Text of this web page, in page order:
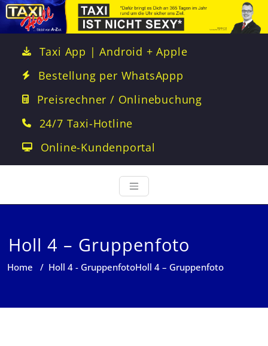
Taxi App | Android + Apple
Bestellung per WhatsAppp
Preisrechner / Onlinebuchung
24/7 Taxi-Hotline
Online-Kundenportal
Holl 4 – Gruppenfoto
Home / Holl 4 - GruppenfotoHoll 4 – Gruppenfoto